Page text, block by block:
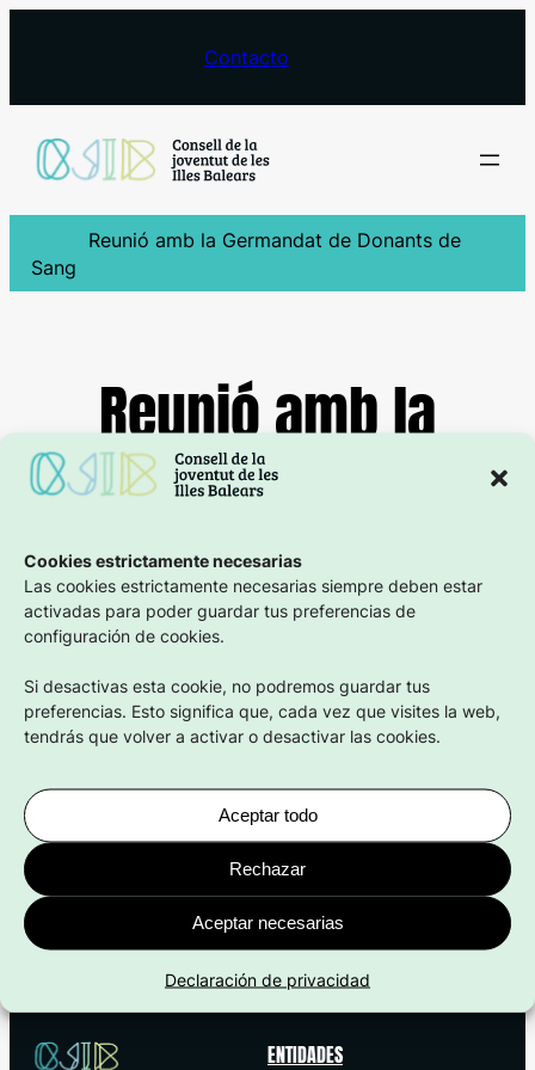
Cookies estrictamente necesarias
Las cookies estrictamente necesarias siempre deben estar
activadas para poder guardar tus preferencias de
configuración de cookies.
Si desactivas esta cookie, no podremos guardar tus
preferencias. Esto significa que, cada vez que visites la web,
tendrás que volver a activar o desactivar las cookies.
Aceptar todo
Rechazar
Aceptar necesarias
Declaración de privacidad
Contacto
Reunió amb la Germandat de Donants de
Sang
Reunió amb la
Germandat de
Donants de Sang
ENTIDADES